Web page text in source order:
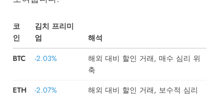
코
인
김치 프리미
엄
해석
BTC
-2.03%
해외 대비 할인 거래, 매수 심리 위
축
ETH
-2.07% 해외 대비 할인 거래, 보수적 심리